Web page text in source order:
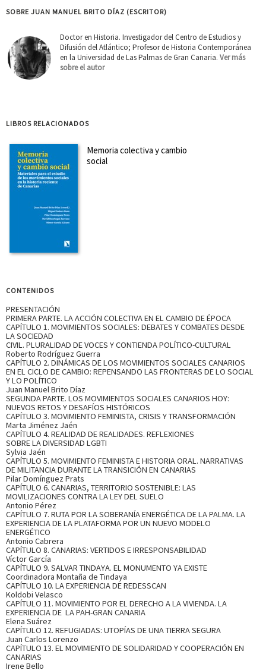
SOBRE JUAN MANUEL BRITO DÍAZ (ESCRITOR)
Doctor en Historia. Investigador del Centro de Estudios y
Difusión del Atlántico; Profesor de Historia Contemporánea
en la Universidad de Las Palmas de Gran Canaria. Ver más
sobre el autor
LIBROS RELACIONADOS
Memoria colectiva y cambio
social
CONTENIDOS
PRESENTACIÓN
PRIMERA PARTE. LA ACCIÓN COLECTIVA EN EL CAMBIO DE ÉPOCA
CAPÍTULO 1. MOVIMIENTOS SOCIALES: DEBATES Y COMBATES DESDE
LA SOCIEDAD
CIVIL. PLURALIDAD DE VOCES Y CONTIENDA POLÍTICO-CULTURAL
Roberto Rodríguez Guerra
CAPÍTULO 2. DINÁMICAS DE LOS MOVIMIENTOS SOCIALES CANARIOS
EN EL CICLO DE CAMBIO: REPENSANDO LAS FRONTERAS DE LO SOCIAL
Y LO POLÍTICO
Juan Manuel Brito Díaz
SEGUNDA PARTE. LOS MOVIMIENTOS SOCIALES CANARIOS HOY:
NUEVOS RETOS Y DESAFÍOS HISTÓRICOS
CAPÍTULO 3. MOVIMIENTO FEMINISTA, CRISIS Y TRANSFORMACIÓN
Marta Jiménez Jaén
CAPÍTULO 4. REALIDAD DE REALIDADES. REFLEXIONES
SOBRE LA DIVERSIDAD LGBTI
Sylvia Jaén
CAPÍTULO 5. MOVIMIENTO FEMINISTA E HISTORIA ORAL. NARRATIVAS
DE MILITANCIA DURANTE LA TRANSICIÓN EN CANARIAS
Pilar Domínguez Prats
CAPÍTULO 6. CANARIAS, TERRITORIO SOSTENIBLE: LAS
MOVILIZACIONES CONTRA LA LEY DEL SUELO
Antonio Pérez
CAPÍTULO 7. RUTA POR LA SOBERANÍA ENERGÉTICA DE LA PALMA. LA
EXPERIENCIA DE LA PLATAFORMA POR UN NUEVO MODELO
ENERGÉTICO
Antonio Cabrera
CAPÍTULO 8. CANARIAS: VERTIDOS E IRRESPONSABILIDAD
Víctor García
CAPÍTULO 9. SALVAR TINDAYA. EL MONUMENTO YA EXISTE
Coordinadora Montaña de Tindaya
CAPÍTULO 10. LA EXPERIENCIA DE REDESSCAN
Koldobi Velasco
CAPÍTULO 11. MOVIMIENTO POR EL DERECHO A LA VIVIENDA. LA
EXPERIENCIA DE LA PAH-GRAN CANARIA
Elena Suárez
CAPÍTULO 12. REFUGIADAS: UTOPÍAS DE UNA TIERRA SEGURA
Juan Carlos Lorenzo
CAPÍTULO 13. EL MOVIMIENTO DE SOLIDARIDAD Y COOPERACIÓN EN
CANARIAS
Irene Bello